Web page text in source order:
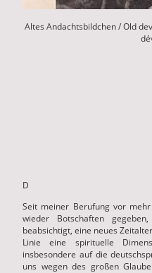
Altes Andachtsbildchen / Old
D
Seit meiner Berufung vor
wieder Botschaften
beabsichtigt, eine neues
Linie eine spirituelle
insbesondere auf die
uns wegen des großen